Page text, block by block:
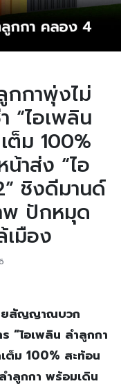
กกาพุ่งไม่
“ไอเพลิน
ต็ม 100%
าส่ง “ไอ
ชิงดีมานด์
ปักหมุด
มือง
ผยสัญญาณบวก
“ไอเพลิน ลำลูกกา
ต็ม 100% สะท้อน
ำลูกกา พร้อมเดิน